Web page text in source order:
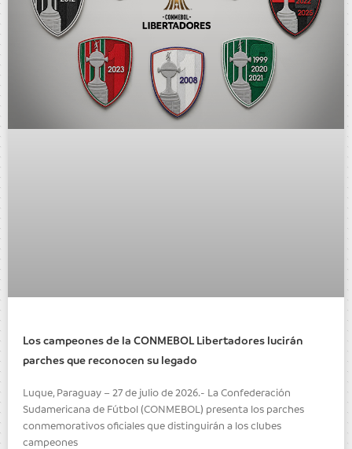
Los campeones de la CONMEBOL Libertadores lucirán
parches que reconocen su legado
Luque, Paraguay – 27 de julio de 2026.- La Confederación
Sudamericana de Fútbol (CONMEBOL) presenta los parches
conmemorativos oficiales que distinguirán a los clubes
campeones